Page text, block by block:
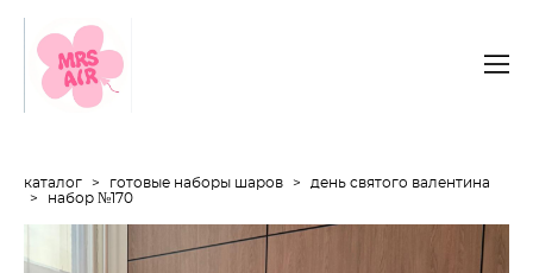
каталог > готовые наборы шаров >
день святого валентина
>
набор №170